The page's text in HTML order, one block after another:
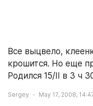
Все выцвело,
крошится. Но еще
Родился 15/II в 3 ч
Sergey May 17, 2008,